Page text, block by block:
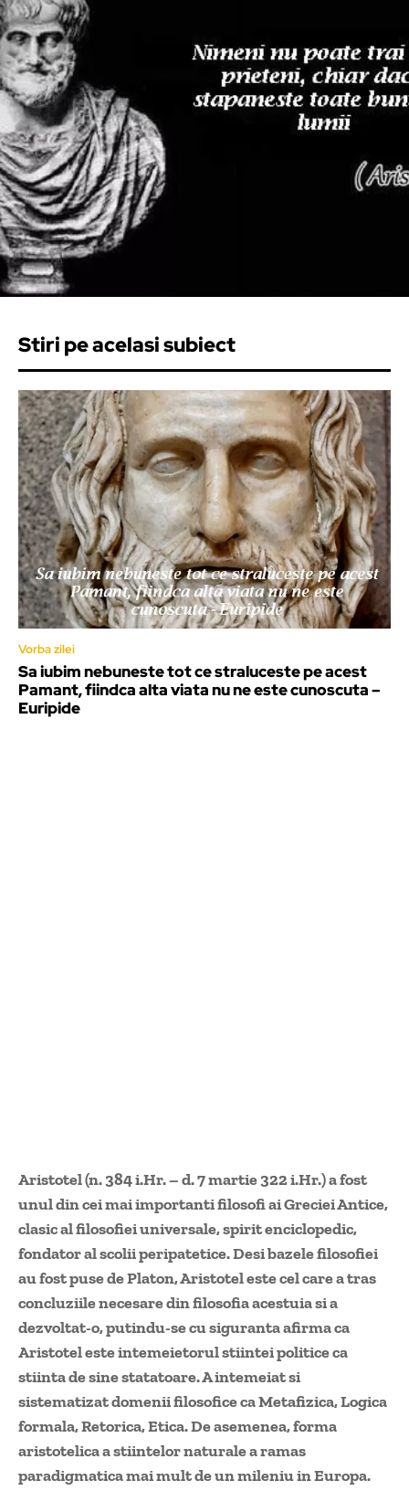
Stiri pe acelasi subiect
Vorba zilei
Sa iubim nebuneste tot ce straluceste pe acest
Pamant, fiindca alta viata nu ne este cunoscuta –
Euripide
Aristotel (n. 384 i.Hr. – d. 7 martie 322 i.Hr.) a fost
unul din cei mai importanti filosofi ai Greciei Antice,
clasic al filosofiei universale, spirit enciclopedic,
fondator al scolii peripatetice. Desi bazele filosofiei
au fost puse de Platon, Aristotel este cel care a tras
concluziile necesare din filosofia acestuia si a
dezvoltat-o, putindu-se cu siguranta afirma ca
Aristotel este intemeietorul stiintei politice ca
stiinta de sine statatoare. A intemeiat si
sistematizat domenii filosofice ca Metafizica, Logica
formala, Retorica, Etica. De asemenea, forma
aristotelica a stiintelor naturale a ramas
paradigmatica mai mult de un mileniu in Europa.